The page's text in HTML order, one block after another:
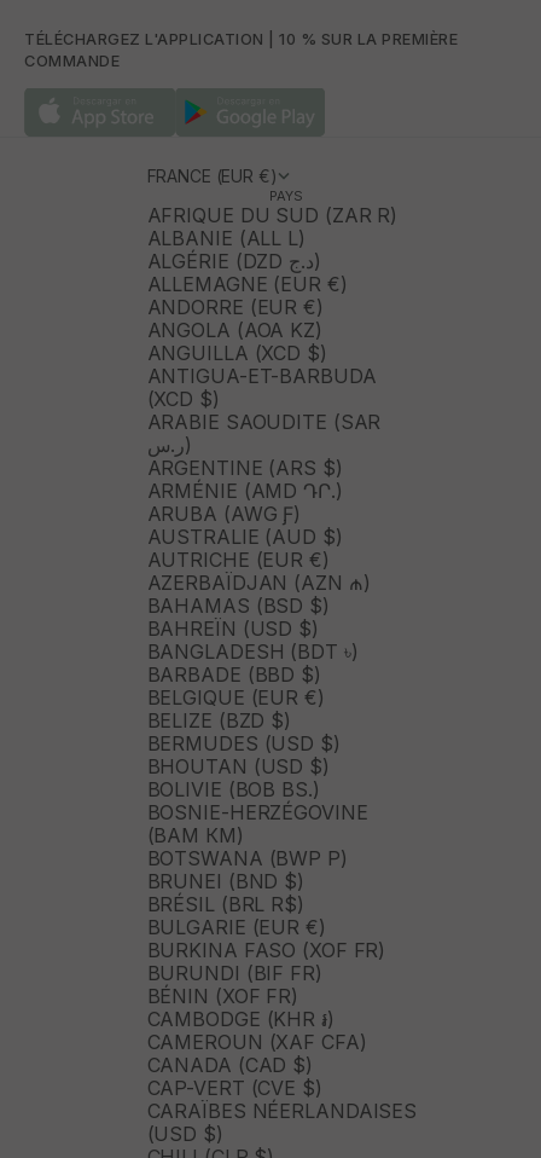
TÉLÉCHARGEZ L'APPLICATION | 10 % SUR LA PREMIÈRE
COMMANDE
FRANCE (EUR €)
PAYS
AFRIQUE DU SUD (ZAR R)
ALBANIE (ALL L)
ALGÉRIE (DZD د.ج)
ALLEMAGNE (EUR €)
ANDORRE (EUR €)
ANGOLA (AOA KZ)
ANGUILLA (XCD $)
ANTIGUA-ET-BARBUDA
(XCD $)
ARABIE SAOUDITE (SAR
ر.س)
ARGENTINE (ARS $)
ARMÉNIE (AMD ԴՐ.)
ARUBA (AWG Ƒ)
AUSTRALIE (AUD $)
AUTRICHE (EUR €)
AZERBAÏDJAN (AZN ₼)
BAHAMAS (BSD $)
BAHREÏN (USD $)
BANGLADESH (BDT ৳)
BARBADE (BBD $)
BELGIQUE (EUR €)
BELIZE (BZD $)
BERMUDES (USD $)
BHOUTAN (USD $)
BOLIVIE (BOB BS.)
BOSNIE-HERZÉGOVINE
(BAM КМ)
BOTSWANA (BWP P)
BRUNEI (BND $)
BRÉSIL (BRL R$)
BULGARIE (EUR €)
BURKINA FASO (XOF FR)
BURUNDI (BIF FR)
BÉNIN (XOF FR)
CAMBODGE (KHR ៛)
CAMEROUN (XAF CFA)
CANADA (CAD $)
CAP-VERT (CVE $)
CARAÏBES NÉERLANDAISES
(USD $)